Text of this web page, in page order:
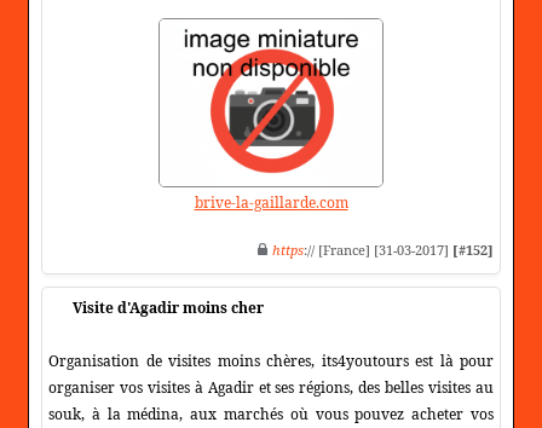
brive-la-gaillarde.com
https:// [France] [31-03-2017] [#152]
Visite d'Agadir moins cher
Organisation de visites moins chères, its4youtours est là pour
organiser vos visites à Agadir et ses régions, des belles visites au
souk, à la médina, aux marchés où vous pouvez acheter vos